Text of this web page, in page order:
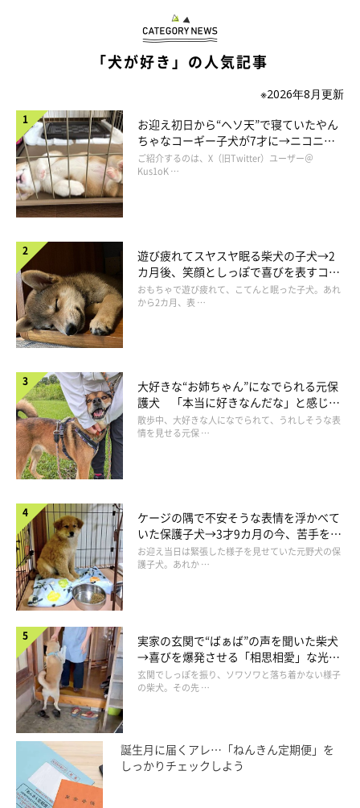
交換条件を出されても飲むことはありません。
したがってひっぱりこもしなければ、一瞬の隙をついて奪い返す
一連のやりとりはないのです。
こんなもの、こんなもの！
お得意の『ちぎちぎブンブン』です。
ちぎっては文を繰り返し、ここまで見事に箱を解体したようで
す。
いつどのタイミングでついたのかは分かりませんが、自分がちぎ
ったひとかけらがなんとまあ見事にマズルにくっついたようで
す。
全く気づいていないご本人。
くっつけたままこちらをじっと見やるので、かわいくてたまらな
いのです。
この写真があと何カットあるのかはご想像にお任せします。
しかし、ここにくっついていたら見えないでしょうか？
人だったら気づきますよね。
ピントは合わなくても何かが乗っていることは見えるし、その前
に鼻に何か乗っている感触があります。
柴犬さんはびっしり毛に覆われているから、そのあたりの感覚は
鈍いのかもしれませんね。
ピントが合わないものは認識しないのかもしれませんし。
後片付けもせずにちぎりっぱなしでどこかへ行ってしまってもい
いのよ。
「かわいいは全てを超える」なんでも許されてしまう。
柴犬界ではそれが通用してしまうのですよね。
「犬が好き」の人気記事
※2026年8月更新
お迎え初日から“ヘソ天”で寝ていたやん
ちゃなコーギー子犬が7才に→ニコニ
コ“コーギースマイル”が魅力のコに成
長！
ご紹介するのは、X（旧Twitter）ユーザー＠
Kus1oK …
遊び疲れてスヤスヤ眠る柴犬の子犬→2
カ月後、笑顔としっぽで喜びを表すコに
成長！
おもちゃで遊び疲れて、こてんと眠った子犬。あれ
から2カ月、表 …
大好きな“お姉ちゃん”になでられる元保
護犬 「本当に好きなんだな」と感じる
表情にほっこり
散歩中、大好きな人になでられて、うれしそうな表
情を見せる元保 …
ケージの隅で不安そうな表情を浮かべて
いた保護子犬→3才9カ月の今、苦手を克
服し頼もしいコに成長！
お迎え当日は緊張した様子を見せていた元野犬の保
護子犬。あれか …
実家の玄関で“ばぁば”の声を聞いた柴犬
→喜びを爆発させる「相思相愛」な光景
にほっこり
玄関でしっぽを振り、ソワソワと落ち着かない様子
の柴犬。その先 …
誕生月に届くアレ…「ねんきん定期便」を
しっかりチェックしよう